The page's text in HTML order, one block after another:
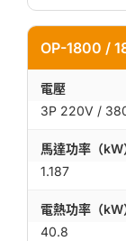
OP-1800 /
電壓
3P 220V /
馬達功率（kW
1.187
電熱功率（kW
40.8